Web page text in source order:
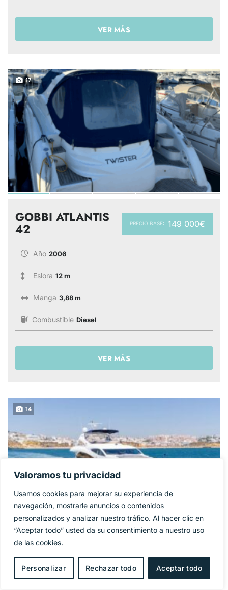
Valoramos tu privacidad
Usamos cookies para mejorar su experiencia de
navegación, mostrarle anuncios o contenidos
personalizados y analizar nuestro tráfico. Al hacer clic en
“Aceptar todo” usted da su consentimiento a nuestro uso
de las cookies.
Personalizar Rechazar todo Aceptar todo
VER MÁS
17
PRECIO BASE: 149 000€
GOBBI ATLANTIS
42
Año 2006
Eslora 12 m
Manga 3,88 m
Combustible Diesel
VER MÁS
14
SUNSEEKER 86
YACHT